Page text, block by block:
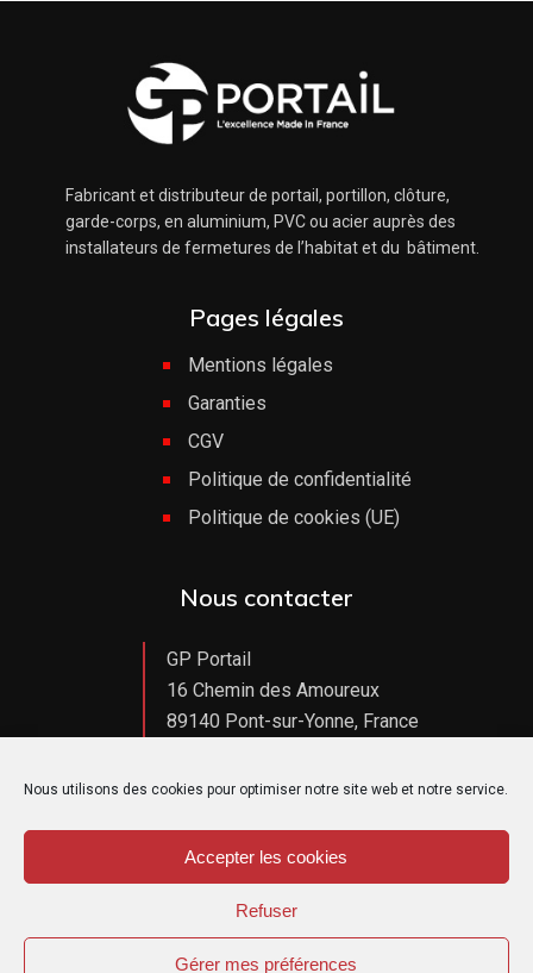
Nous utilisons des cookies pour optimiser notre site web et notre service.
Accepter les cookies
Refuser
Gérer mes préférences
Fabricant et distributeur de portail, portillon, clôture,
garde-corps, en aluminium, PVC ou acier auprès des
installateurs de fermetures de l’habitat et du bâtiment.
Pages légales
Mentions légales
Garanties
CGV
Politique de confidentialité
Politique de cookies (UE)
Nous contacter
GP Portail
16 Chemin des Amoureux
89140 Pont-sur-Yonne, France
Nous contacter par e-mail